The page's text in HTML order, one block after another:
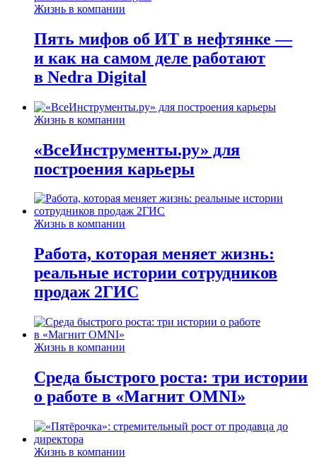
Жизнь в компании
Пять мифов об ИТ в нефтянке —
и как на самом деле работают
в Nedra Digital
Жизнь в компании
«ВсеИнструменты.ру» для
построения карьеры
Жизнь в компании
Работа, которая меняет жизнь:
реальные истории сотрудников
продаж 2ГИС
Жизнь в компании
Среда быстрого роста: три истории
о работе в «Магнит OMNI»
Жизнь в компании